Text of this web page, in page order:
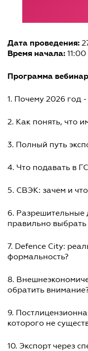
Дата проведения:
Время начала: 11:00
Программа
1. Почему 2026 год
2. Как понять, что
3. Полный путь
4. Что подавать в
5. СВЭК: зачем и
6. Разрешительные
правильно выбрать
7. Defence City:
формальность?
8.
обратить
9.
которого не
10. Экспорт через